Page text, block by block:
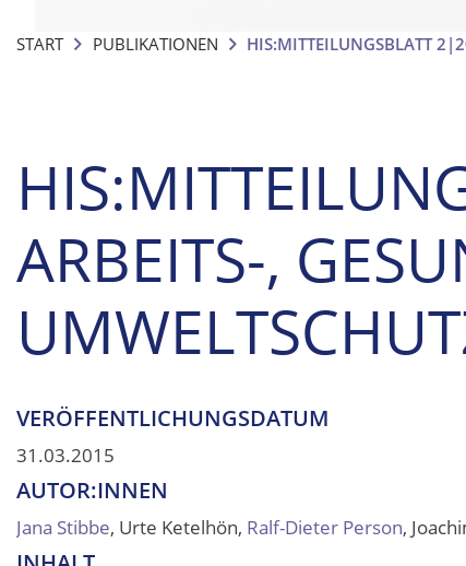
START PUBLIKATIONEN HIS:MITTEILUNGSBLATT
ARBEITS-,
VERÖFFENTLICHUNGSDATUM
31.03.2015
AUTOR:INNEN
Jana Stibbe, Urte Ketelhön, Ralf-Dieter Person,